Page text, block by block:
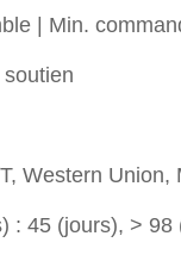
| Min.
Western Union,
: 45 (jours), >